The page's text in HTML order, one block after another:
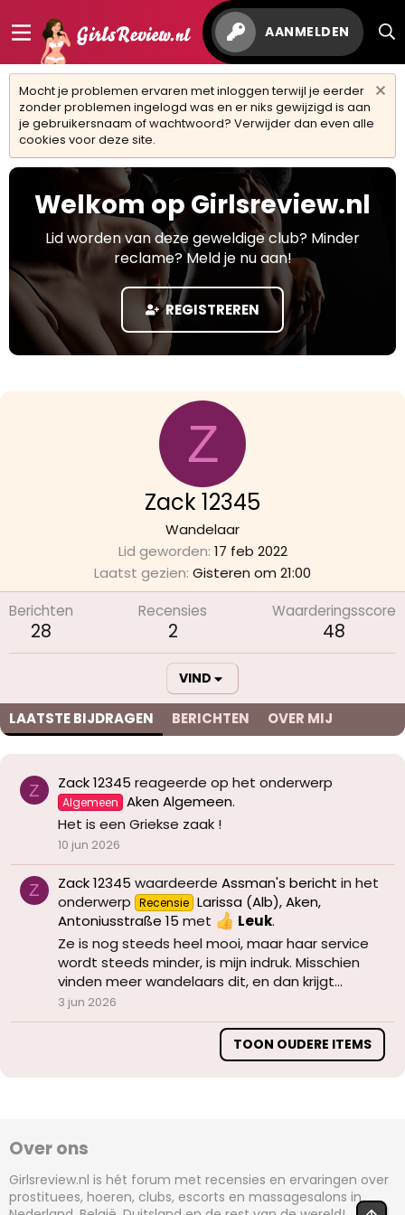
AANMELDEN
Mocht je problemen ervaren met inloggen terwijl je eerder
zonder problemen ingelogd was en er niks gewijzigd is aan
je gebruikersnaam of wachtwoord? Verwijder dan even alle
cookies voor deze site.
Welkom op Girlsreview.nl
Lid worden van deze geweldige club? Minder
reclame? Meld je nu aan!
REGISTREREN
Z
Zack 12345
Wandelaar
Lid geworden 17 feb 2022
Laatst gezien Gisteren om 21:00
Berichten
28
Recensies
2
Waarderingsscore
48
VIND
LAATSTE BIJDRAGEN BERICHTEN OVER MIJ
Z Zack 12345 reageerde op het onderwerp
Algemeen Aken Algemeen.
Het is een Griekse zaak !
10 jun 2026
Z Zack 12345 waardeerde Assman's bericht in het
onderwerp Recensie Larissa (Alb), Aken,
Antoniusstraße 15 met Leuk.
Ze is nog steeds heel mooi, maar haar service
wordt steeds minder, is mijn indruk. Misschien
vinden meer wandelaars dit, en dan krijgt...
3 jun 2026
TOON OUDERE ITEMS
Over ons
Girlsreview.nl is hét forum met recensies en ervaringen over
prostituees, hoeren, clubs, escorts en massagesalons in